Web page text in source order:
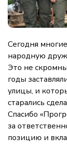
Сегодня
народную
Это не
годы
улицы, и
старались
Спасибо
за
позицию и